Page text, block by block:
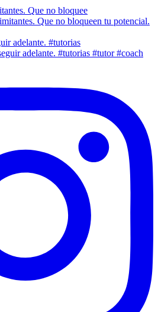
Que no bloquee
adelante. #tutorias